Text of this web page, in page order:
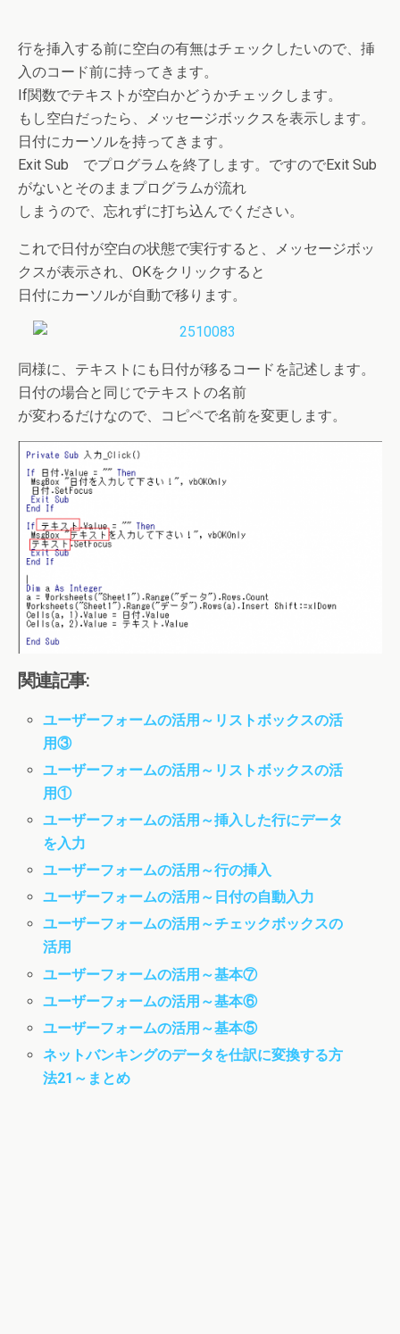
行を挿入する前に空白の有無はチェックしたいので、挿
入のコード前に持ってきます。
If関数でテキストが空白かどうかチェックします。
もし空白だったら、メッセージボックスを表示します。
日付にカーソルを持ってきます。
Exit Sub でプログラムを終了します。ですのでExit Sub
がないとそのままプログラムが流れ
しまうので、忘れずに打ち込んでください。
これで日付が空白の状態で実行すると、メッセージボッ
クスが表示され、OKをクリックすると
日付にカーソルが自動で移ります。
同様に、テキストにも日付が移るコードを記述します。
日付の場合と同じでテキストの名前
が変わるだけなので、コピペで名前を変更します。
関連記事:
ユーザーフォームの活用～リストボックスの活
用③
ユーザーフォームの活用～リストボックスの活
用①
ユーザーフォームの活用～挿入した行にデータ
を入力
ユーザーフォームの活用～行の挿入
ユーザーフォームの活用～日付の自動入力
ユーザーフォームの活用～チェックボックスの
活用
ユーザーフォームの活用～基本⑦
ユーザーフォームの活用～基本⑥
ユーザーフォームの活用～基本⑤
ネットバンキングのデータを仕訳に変換する方
法21～まとめ